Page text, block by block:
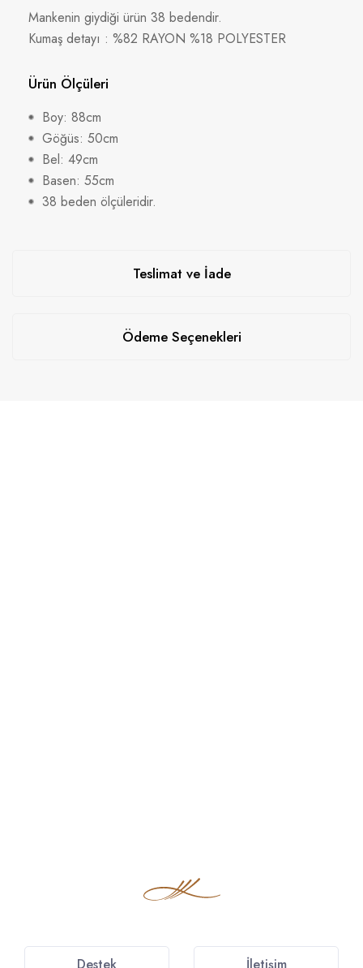
Mankenin giydiği ürün 38 bedendir.
Kumaş detayı : %82 RAYON %18 POLYESTER
Ürün Ölçüleri
Boy: 88cm
Göğüs: 50cm
Bel: 49cm
Basen: 55cm
38 beden ölçüleridir.
Teslimat ve İade
Ödeme Seçenekleri